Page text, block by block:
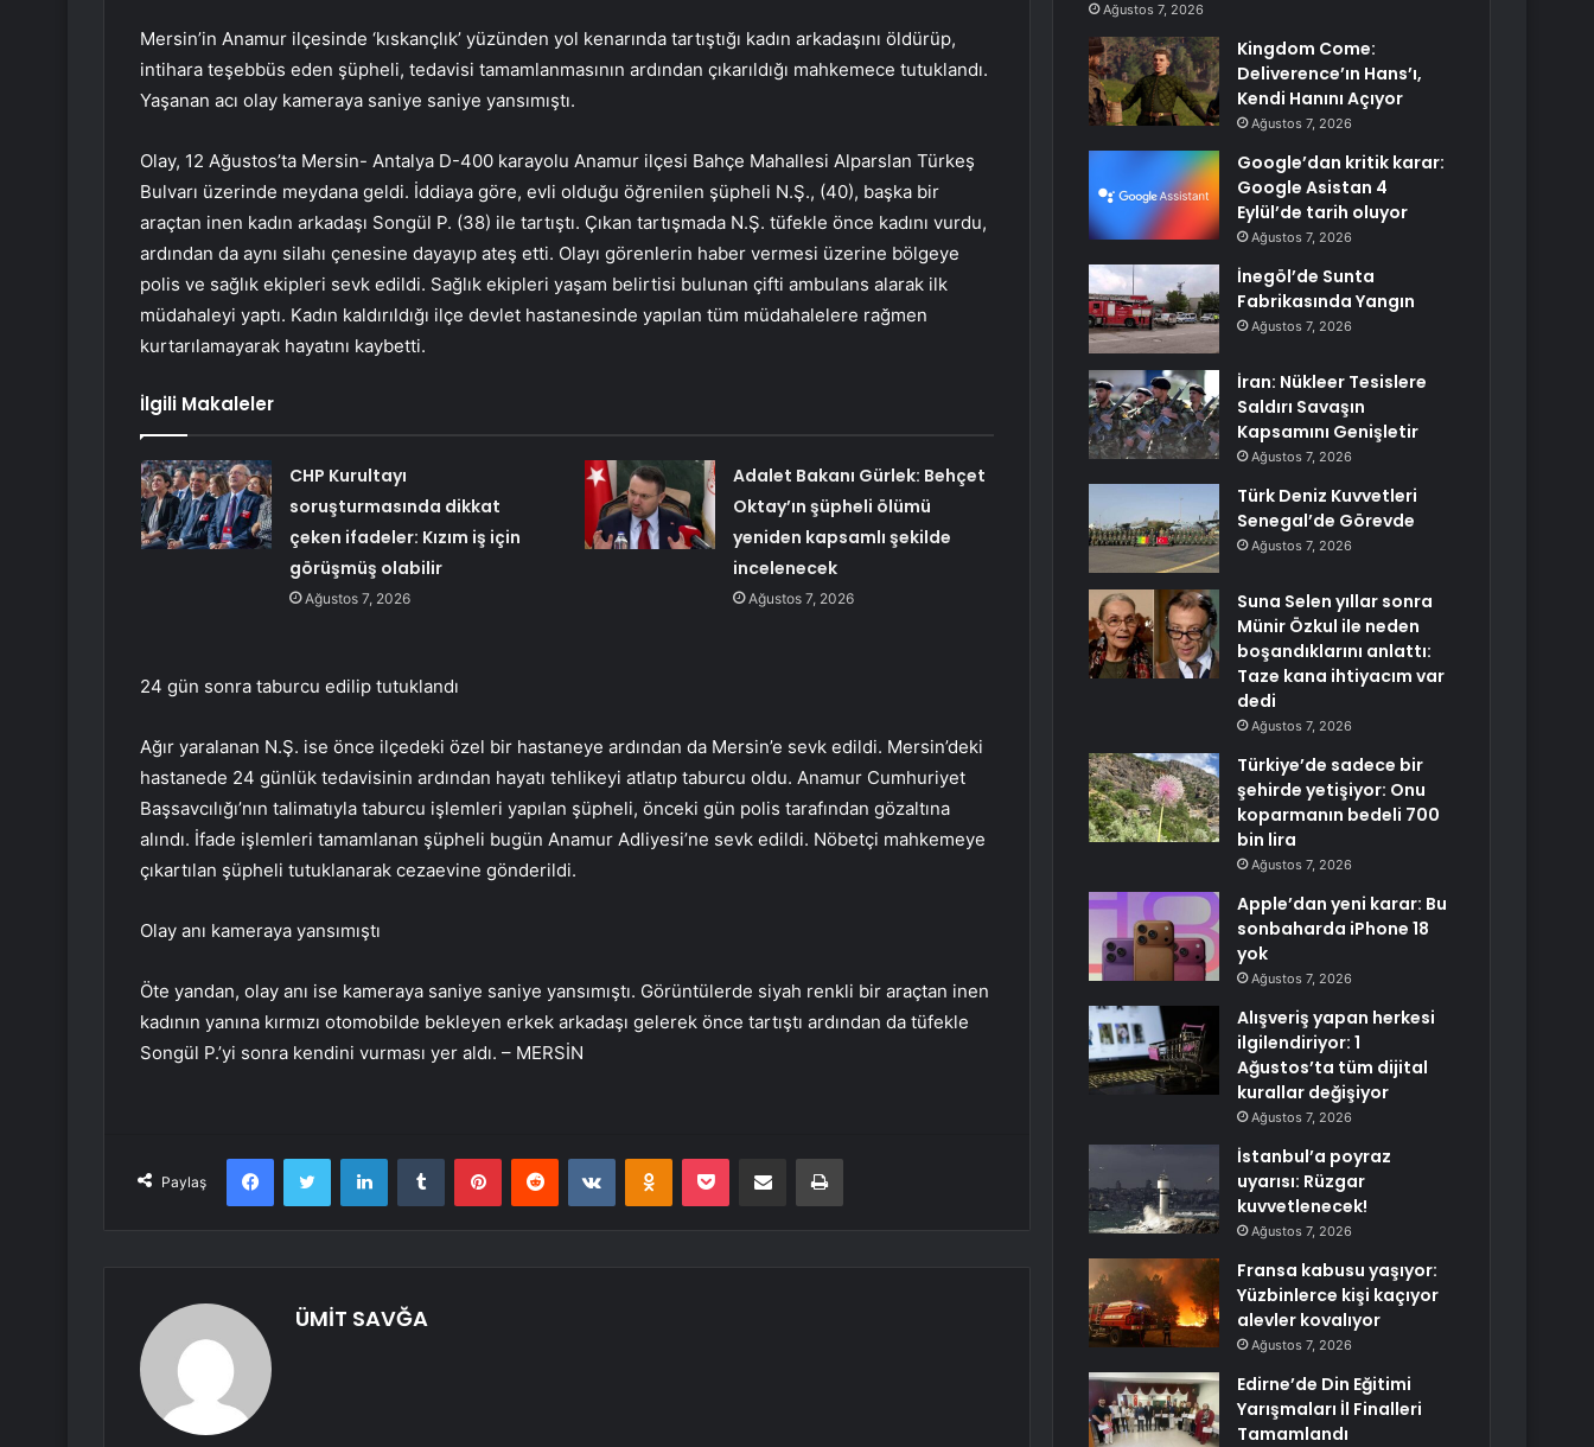
Mersin’in Anamur ilçesinde ‘kıskançlık’ yüzünden yol kenarında tartıştığı kadın arkadaşını öldürüp,
intihara teşebbüs eden şüpheli, tedavisi tamamlanmasının ardından çıkarıldığı mahkemece tutuklandı.
Yaşanan acı olay kameraya saniye saniye yansımıştı.
Olay, 12 Ağustos’ta Mersin- Antalya D-400 karayolu Anamur ilçesi Bahçe Mahallesi Alparslan Türkeş
Bulvarı üzerinde meydana geldi. İddiaya göre, evli olduğu öğrenilen şüpheli N.Ş., (40), başka bir
araçtan inen kadın arkadaşı Songül P. (38) ile tartıştı. Çıkan tartışmada N.Ş. tüfekle önce kadını vurdu,
ardından da aynı silahı çenesine dayayıp ateş etti. Olayı görenlerin haber vermesi üzerine bölgeye
polis ve sağlık ekipleri sevk edildi. Sağlık ekipleri yaşam belirtisi bulunan çifti ambulans alarak ilk
müdahaleyi yaptı. Kadın kaldırıldığı ilçe devlet hastanesinde yapılan tüm müdahalelere rağmen
kurtarılamayarak hayatını kaybetti.
İlgili Makaleler
CHP Kurultayı
soruşturmasında dikkat
çeken ifadeler: Kızım iş için
görüşmüş olabilir
Ağustos 7, 2026
Adalet Bakanı Gürlek: Behçet
Oktay’ın şüpheli ölümü
yeniden kapsamlı şekilde
incelenecek
Ağustos 7, 2026
24 gün sonra taburcu edilip tutuklandı
Ağır yaralanan N.Ş. ise önce ilçedeki özel bir hastaneye ardından da Mersin’e sevk edildi. Mersin’deki
hastanede 24 günlük tedavisinin ardından hayatı tehlikeyi atlatıp taburcu oldu. Anamur Cumhuriyet
Başsavcılığı’nın talimatıyla taburcu işlemleri yapılan şüpheli, önceki gün polis tarafından gözaltına
alındı. İfade işlemleri tamamlanan şüpheli bugün Anamur Adliyesi’ne sevk edildi. Nöbetçi mahkemeye
çıkartılan şüpheli tutuklanarak cezaevine gönderildi.
Olay anı kameraya yansımıştı
Öte yandan, olay anı ise kameraya saniye saniye yansımıştı. Görüntülerde siyah renkli bir araçtan inen
kadının yanına kırmızı otomobilde bekleyen erkek arkadaşı gelerek önce tartıştı ardından da tüfekle
Songül P.’yi sonra kendini vurması yer aldı. – MERSİN
Paylaş
FacebookTwitter LinkedInTumblr PinterestReddit VKontakteOdnoklassniki
Pocket E-Posta ile paylaş Yazdır
ÜMİT SAVĞA
Ağustos 7, 2026
Kingdom Come:
Deliverence’ın Hans’ı,
Kendi Hanını Açıyor
Ağustos 7, 2026
Google’dan kritik karar:
Google Asistan 4
Eylül’de tarih oluyor
Ağustos 7, 2026
İnegöl’de Sunta
Fabrikasında Yangın
Ağustos 7, 2026
İran: Nükleer Tesislere
Saldırı Savaşın
Kapsamını Genişletir
Ağustos 7, 2026
Türk Deniz Kuvvetleri
Senegal’de Görevde
Ağustos 7, 2026
Suna Selen yıllar sonra
Münir Özkul ile neden
boşandıklarını anlattı:
Taze kana ihtiyacım var
dedi
Ağustos 7, 2026
Türkiye’de sadece bir
şehirde yetişiyor: Onu
koparmanın bedeli 700
bin lira
Ağustos 7, 2026
Apple’dan yeni karar: Bu
sonbaharda iPhone 18
yok
Ağustos 7, 2026
Alışveriş yapan herkesi
ilgilendiriyor: 1
Ağustos’ta tüm dijital
kurallar değişiyor
Ağustos 7, 2026
İstanbul’a poyraz
uyarısı: Rüzgar
kuvvetlenecek!
Ağustos 7, 2026
Fransa kabusu yaşıyor:
Yüzbinlerce kişi kaçıyor
alevler kovalıyor
Ağustos 7, 2026
Edirne’de Din Eğitimi
Yarışmaları İl Finalleri
Tamamlandı